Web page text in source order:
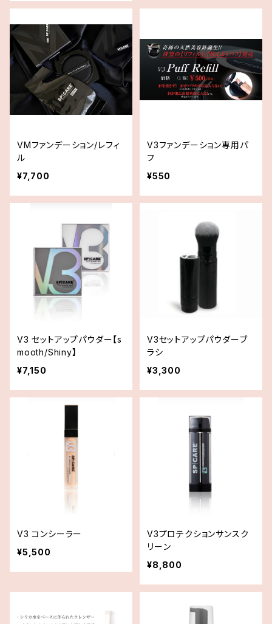
VMファンデーション/レフィ
ル
¥7,700
V3ファンデーション専用パ
フ
¥550
V3 セットアップパウダー【s
mooth/Shiny】
¥7,150
V3セットアップパウダーブ
ラシ
¥3,300
V3 コンシーラー
¥5,500
V3プロテクションサンスク
リーン
¥8,800